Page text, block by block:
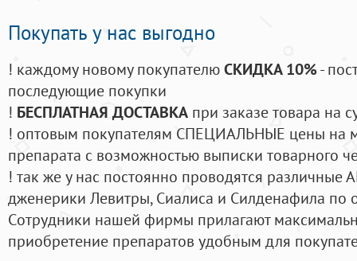
Покупать у нас выгодно
! каждому новому покупателюСКИДКА 10%-
последующие покупки
! БЕСПЛАТНАЯ ДОСТАВКА при заказе товара на
! оптовым покупателям СПЕЦИАЛЬНЫЕ цены на
препарата с возможностью выписки товарного
! так же у нас постоянно проводятся
дженерики Левитры, Сиалиса и Силденафила по
Cотрудники нашей фирмы прилагают
приобретение препаратов удобным для